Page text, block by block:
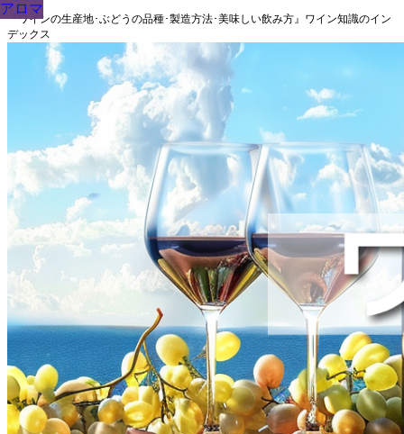
『ワインの生産地･ぶどうの品種･製造方法･美味しい飲み方』ワイン知識のイン
デックス
アロマ
アロマ